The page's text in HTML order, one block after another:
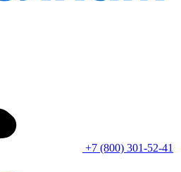
+7 (800) 301-52-41